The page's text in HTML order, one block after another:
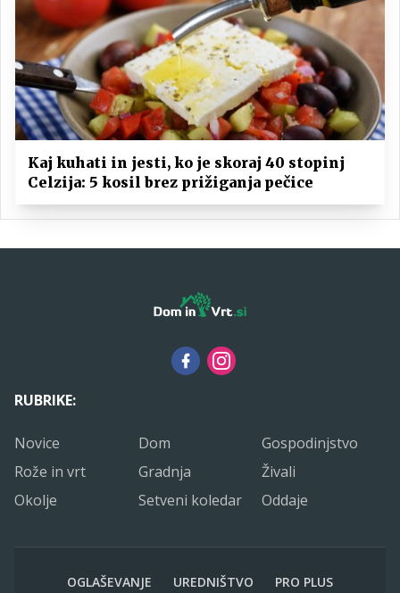
Kaj kuhati in jesti, ko je skoraj 40 stopinj
Celzija: 5 kosil brez prižiganja pečice
RUBRIKE:
Novice Dom
Gospodinjstvo
Rože in vrt
Gradnja
Živali
Okolje
Setveni koledar Oddaje
OGLAŠEVANJE UREDNIŠTVO PRO PLUS